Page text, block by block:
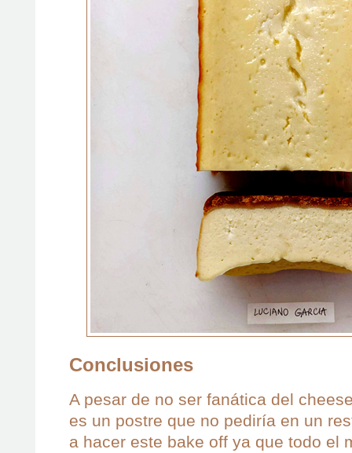
Conclusiones
A pesar de no ser fanática del
es un postre que no pediría en un
a hacer este bake off ya que todo el